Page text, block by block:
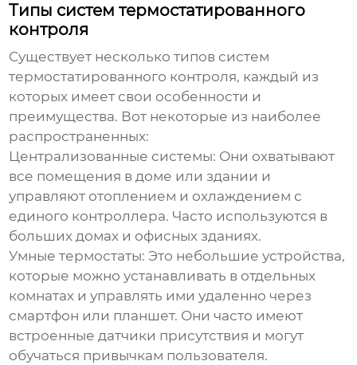
Типы систем термостатированного
контроля
Существует несколько типов систем
термостатированного контроля, каждый из
которых имеет свои особенности и
преимущества. Вот некоторые из наиболее
распространенных:
Централизованные системы: Они охватывают
все помещения в доме или здании и
управляют отоплением и охлаждением с
единого контроллера. Часто используются в
больших домах и офисных зданиях.
Умные термостаты: Это небольшие устройства,
которые можно устанавливать в отдельных
комнатах и управлять ими удаленно через
смартфон или планшет. Они часто имеют
встроенные датчики присутствия и могут
обучаться привычкам пользователя.